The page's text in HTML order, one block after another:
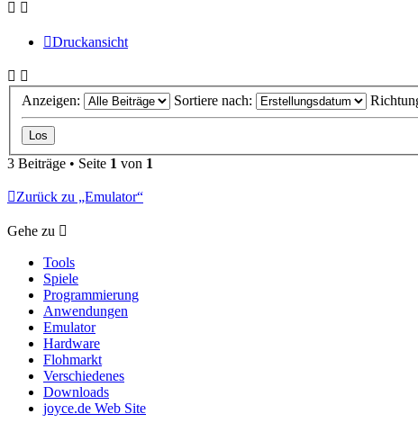
Druckansicht
Anzeigen: Sortiere nach:
3 Beiträge • Seite 1 von 1
Zurück zu „Emulator“
Gehe zu
Tools
Spiele
Programmierung
Anwendungen
Emulator
Hardware
Flohmarkt
Verschiedenes
Downloads
joyce.de Web Site